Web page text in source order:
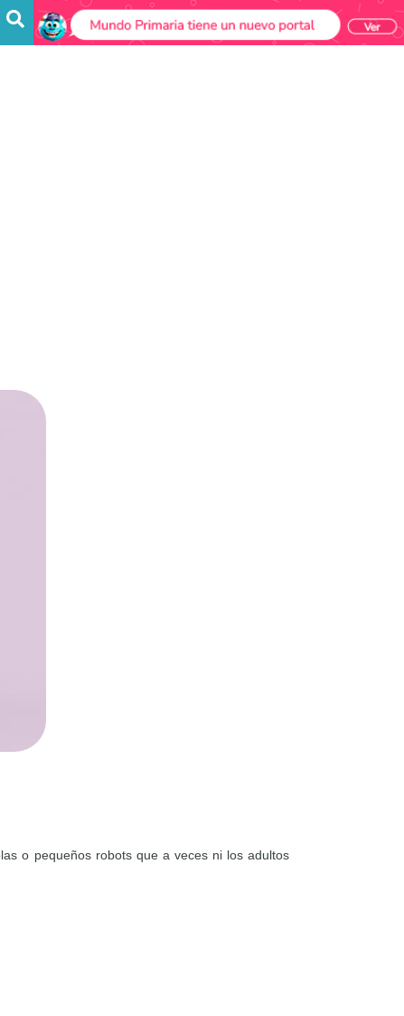
o pequeños robots que a veces ni los adultos